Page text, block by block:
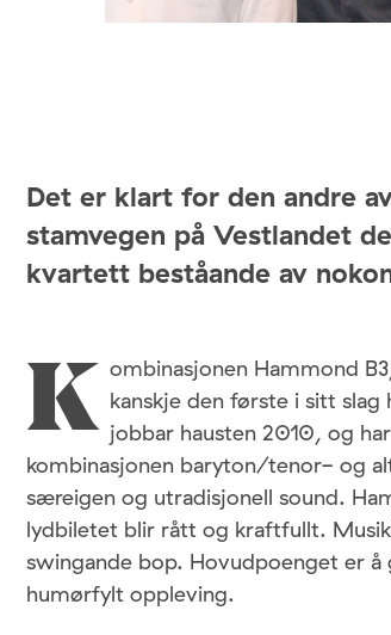
Det er klart for den andre
stamvegen på Vestlandet
kvartett beståande av
K ombinasjonen Hammond
kanskje den første i sitt
jobbar hausten 2010, og
kombinasjonen baryton/tenor- og
særeigen og utradisjonell sound.
lydbiletet blir rått og kraftfullt.
swingande bop. Hovudpoenget er
humørfylt oppleving.